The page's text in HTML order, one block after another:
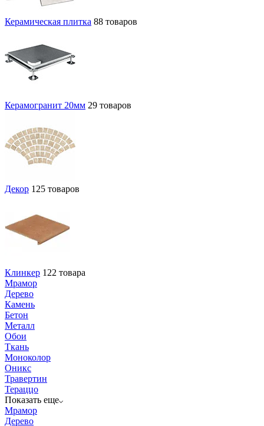
Керамическая плитка 88 товаров
Керамогранит 20мм 29 товаров
Декор 125 товаров
Клинкер 122 товара
Мрамор
Дерево
Камень
Бетон
Металл
Обои
Ткань
Моноколор
Оникс
Травертин
Тераццо
Показать еще
Мрамор
Дерево